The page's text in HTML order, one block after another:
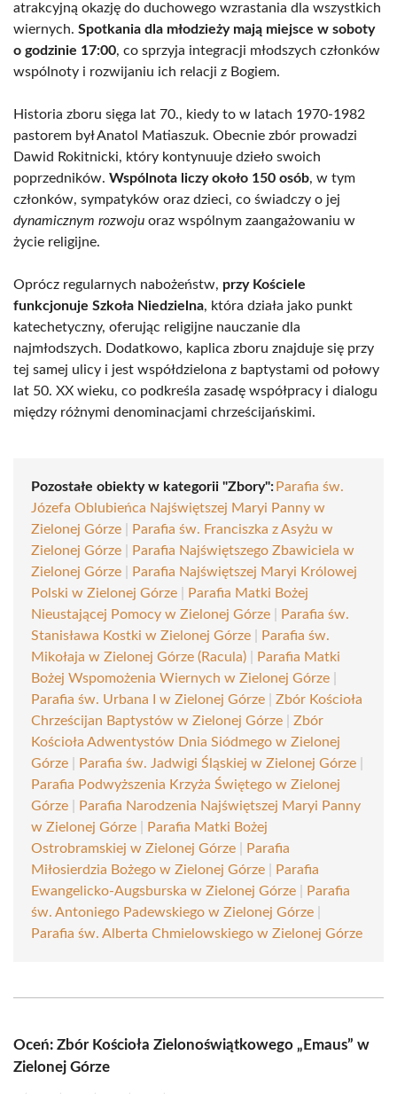
atrakcyjną okazję do duchowego wzrastania dla wszystkich
wiernych. Spotkania dla młodzieży mają miejsce w soboty
o godzinie 17:00, co sprzyja integracji młodszych członków
wspólnoty i rozwijaniu ich relacji z Bogiem.
Historia zboru sięga lat 70., kiedy to w latach 1970-1982
pastorem był Anatol Matiaszuk. Obecnie zbór prowadzi
Dawid Rokitnicki, który kontynuuje dzieło swoich
poprzedników. Wspólnota liczy około 150 osób, w tym
członków, sympatyków oraz dzieci, co świadczy o jej
dynamicznym rozwoju oraz wspólnym zaangażowaniu w
życie religijne.
Oprócz regularnych nabożeństw, przy Kościele
funkcjonuje Szkoła Niedzielna, która działa jako punkt
katechetyczny, oferując religijne nauczanie dla
najmłodszych. Dodatkowo, kaplica zboru znajduje się przy
tej samej ulicy i jest współdzielona z baptystami od połowy
lat 50. XX wieku, co podkreśla zasadę współpracy i dialogu
między różnymi denominacjami chrześcijańskimi.
Pozostałe obiekty w kategorii "Zbory": Parafia św.
Józefa Oblubieńca Najświętszej Maryi Panny w
Zielonej Górze
Parafia św. Franciszka z Asyżu w
Zielonej Górze
Parafia Najświętszego Zbawiciela w
Zielonej Górze
Parafia Najświętszej Maryi Królowej
Polski w Zielonej Górze
Parafia Matki Bożej
Nieustającej Pomocy w Zielonej Górze
Parafia św.
Stanisława Kostki w Zielonej Górze
Parafia św.
Mikołaja w Zielonej Górze (Racula)
Parafia Matki
Bożej Wspomożenia Wiernych w Zielonej Górze
Parafia św. Urbana I w Zielonej Górze
Zbór Kościoła
Chrześcijan Baptystów w Zielonej Górze
Zbór
Kościoła Adwentystów Dnia Siódmego w Zielonej
Górze
Parafia św. Jadwigi Śląskiej w Zielonej Górze
Parafia Podwyższenia Krzyża Świętego w Zielonej
Górze
Parafia Narodzenia Najświętszej Maryi Panny
w Zielonej Górze
Parafia Matki Bożej
Ostrobramskiej w Zielonej Górze
Parafia
Miłosierdzia Bożego w Zielonej Górze
Parafia
Ewangelicko-Augsburska w Zielonej Górze
Parafia
św. Antoniego Padewskiego w Zielonej Górze
Parafia św. Alberta Chmielowskiego w Zielonej Górze
Oceń: Zbór Kościoła Zielonoświątkowego „Emaus” w
Zielonej Górze